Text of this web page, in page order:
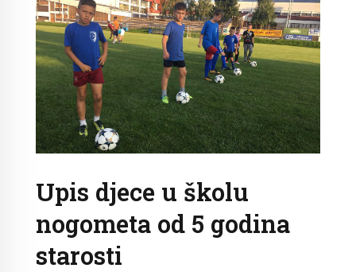
Upis djece u školu
nogometa od 5 godina
starosti